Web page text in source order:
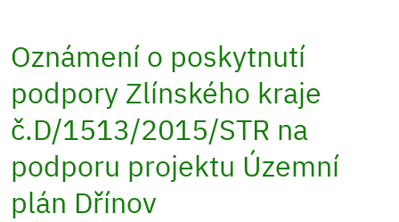
Oznámení o poskytnutí
podpory Zlínského kraje
č.D/1513/2015/STR na
podporu projektu Územní
plán Dřínov